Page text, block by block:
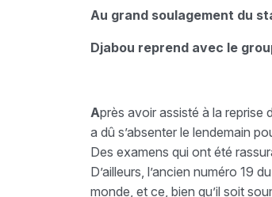
Au grand soulagement du
Djabou reprend avec le
Après avoir assisté à la reprise
a dû s’absenter le lendemain
Des examens qui ont été
D’ailleurs, l’ancien numéro 19
monde, et ce, bien qu’il soit